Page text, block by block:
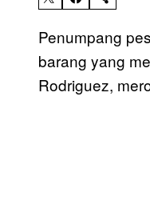
Penumpang
barang yang
Rodriguez,